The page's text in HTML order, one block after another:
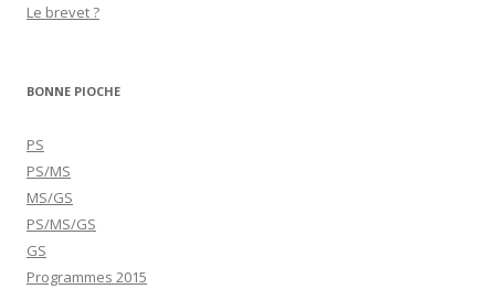
Le brevet ?
BONNE PIOCHE
PS
PS/MS
MS/GS
PS/MS/GS
GS
Programmes 2015